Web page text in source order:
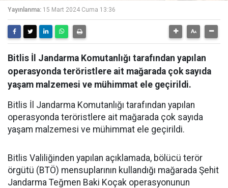
Yayınlanma: 15 Mart 2024 Cuma 13:36
Bitlis İl Jandarma Komutanlığı tarafından yapılan
operasyonda teröristlere ait mağarada çok sayıda
yaşam malzemesi ve mühimmat ele geçirildi.
Bitlis İl Jandarma Komutanlığı tarafından yapılan
operasyonda teröristlere ait mağarada çok sayıda
yaşam malzemesi ve mühimmat ele geçirildi.
Bitlis Valiliğinden yapılan açıklamada, bölücü terör
örgütü (BTÖ) mensuplarının kullandığı mağarada Şehit
Jandarma Teğmen Baki Koçak operasyonunun